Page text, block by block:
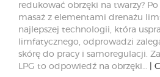
redukować obrzęki na twarzy?
masaż z elementami drenażu
najlepszej technologii, która
limfatycznego, odprowadzi
skórę do pracy i samoregulacji.
LPG to odpowiedź na obrzęki…